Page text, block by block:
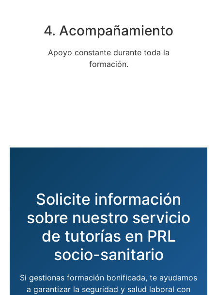
4. Acompañamiento
Apoyo constante durante toda la
formación.
Solicite información
sobre nuestro servicio
de tutorías en PRL
socio-sanitario
Si gestionas formación bonificada, te ayudamos
a garantizar la seguridad y salud laboral con